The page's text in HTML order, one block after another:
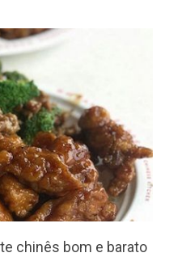
chinês bom e barato